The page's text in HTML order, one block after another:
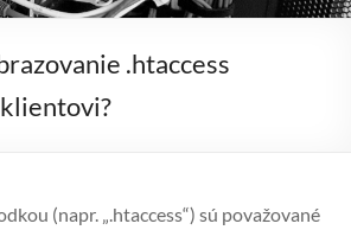
.htaccess
(napr. „.htaccess“) sú považované